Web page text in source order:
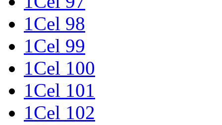
1Cel 98
1Cel 99
1Cel 100
1Cel 101
1Cel 102